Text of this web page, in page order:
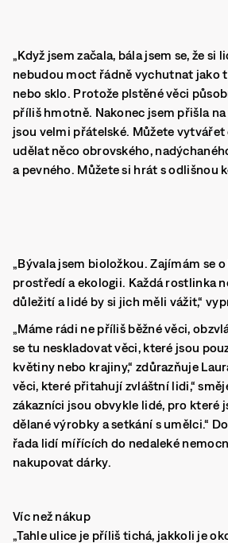
„Když jsem začala, bála jsem se, že si
nebudou moct řádně vychutnat jako
nebo sklo. Protože plstěné věci
příliš hmotně. Nakonec jsem přišla
jsou velmi přátelské. Můžete vytvářet
udělat něco obrovského,
a pevného. Můžete si hrát s odlišnou
„Bývala jsem bioložkou. Zajímám se
prostředí a ekologii. Každá rostlinka
důležití a lidé by si jich měli vážit,“
„Máme rádi ne příliš běžné věci,
se tu neskladovat věci, které jsou
květiny nebo krajiny,“ zdůrazňuje
věci, které přitahují zvláštní lidi,“
zákazníci jsou obvykle lidé, pro které
dělané výrobky a setkání s umělci.“
řada lidí mířících do nedaleké
nakupovat dárky.
Víc než nákup
„Tahle ulice je příliš tichá, jakkoli je